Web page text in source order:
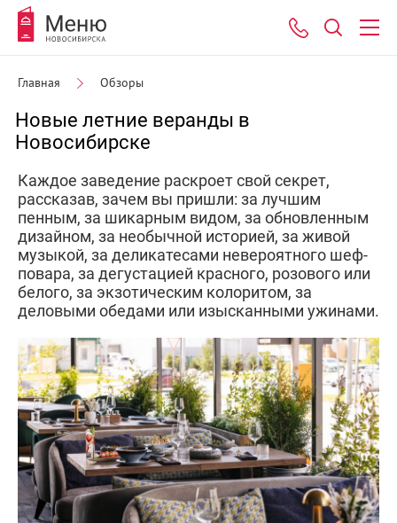
Главная Обзоры
Новые летние веранды в
Новосибирске
Каждое заведение раскроет свой секрет,
рассказав, зачем вы пришли: за лучшим
пенным, за шикарным видом, за обновленным
дизайном, за необычной историей, за живой
музыкой, за деликатесами невероятного шеф-
повара, за дегустацией красного, розового или
белого, за экзотическим колоритом, за
деловыми обедами или изысканными ужинами.